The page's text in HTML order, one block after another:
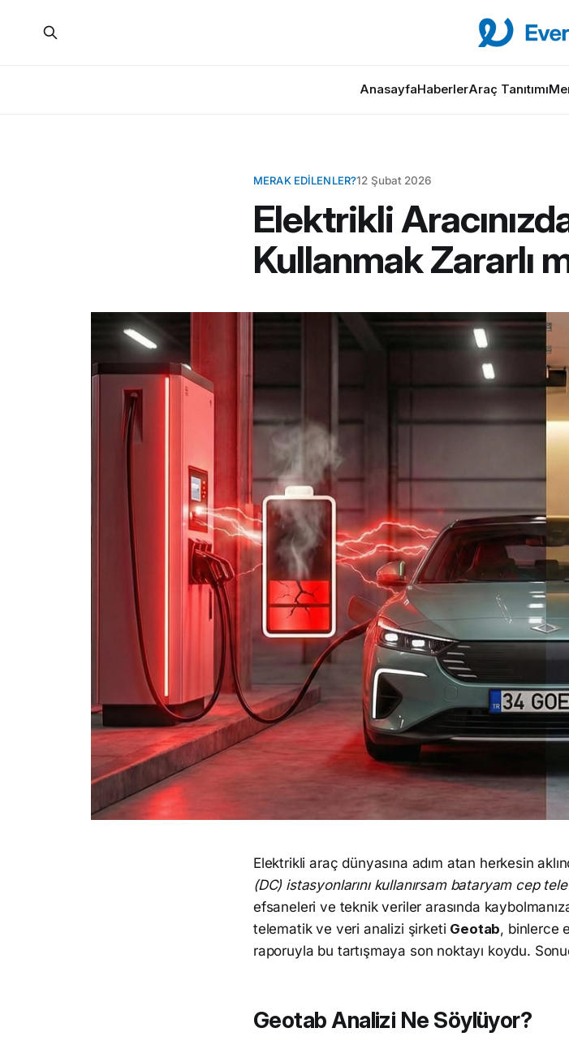
AnasayfaHaberlerAraç Tanıtımı
MERAK EDILENLER?12 Şubat 2026
Elektrikli
Kullanmak Zararlı
Elektrikli araç dünyasına adım atan herkesin
(DC) istasyonlarını kullanırsam bataryam cep
efsaneleri ve teknik veriler arasında
telematik ve veri analizi şirketi Geotab, binlerce
raporuyla bu tartışmaya son noktayı koydu.
Geotab Analizi Ne Söylüyor?